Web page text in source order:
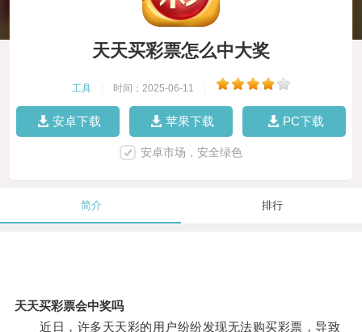
天天买彩票怎么中大奖
工具 时间：2025-06-11
安卓下载 苹果下载 PC下载
安卓市场，安全绿色
简介 排行
天天买彩票会中奖吗
近日，许多天天彩的用户纷纷发现无法购买彩票，导致